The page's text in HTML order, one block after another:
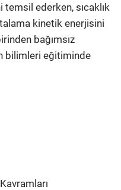
ederken, sıcaklık
kinetik enerjisini
bağımsız
bilimleri eğitiminde